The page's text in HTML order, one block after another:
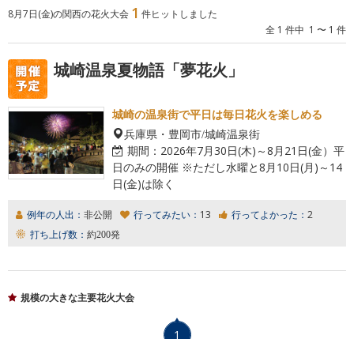
8月7日(金)の関西の花火大会 1 件ヒットしました
全 1 件中 1 〜 1 件
城崎温泉夏物語「夢花火」
城崎の温泉街で平日は毎日花火を楽しめる
兵庫県・豊岡市/城崎温泉街
期間： 2026年7月30日(木)～8月21日(金）平
日のみの開催 ※ただし水曜と8月10日(月)～14
日(金)は除く
例年の人出： 非公開 行ってみたい： 13 行ってよかった： 2
打ち上げ数： 約200発
規模の大きな主要花火大会
1